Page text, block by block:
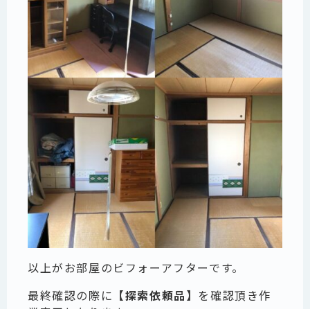
以上がお部屋のビフォーアフターです。
最終確認の際に 【探索依頼品】 を確認頂き作